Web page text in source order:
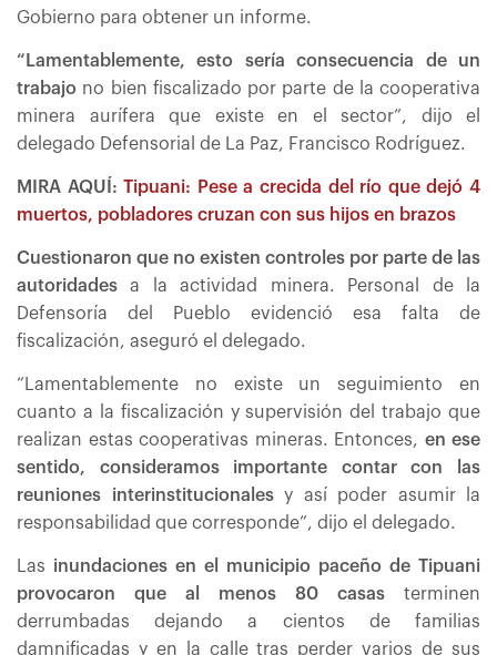
Gobierno para obtener un informe.
“Lamentablemente, esto sería consecuencia de un
trabajo no bien fiscalizado por parte de la cooperativa
minera aurífera que existe en el sector”, dijo el
delegado Defensorial de La Paz, Francisco Rodríguez.
MIRA AQUÍ:Tipuani: Pese a crecida del río que dejó 4
muertos, pobladores cruzan con sus hijos en brazos
Cuestionaron que no existen controles por parte de las
autoridadesa la actividad minera. Personal de la
Defensoría del Pueblo evidenció esa falta de
fiscalización, aseguró el delegado.
“Lamentablemente no existe un seguimiento en
cuanto a la fiscalización y supervisión del trabajo que
realizan estas cooperativas mineras. Entonces, en ese
sentido, consideramos importante contar con las
reuniones interinstitucionales y así poder asumir la
responsabilidad que corresponde”, dijo el delegado.
Las inundaciones en el municipio paceño de Tipuani
provocaron que al menos 80 casas terminen
derrumbadas dejando a cientos de familias
damnificadas y en la calle tras perder varios de sus